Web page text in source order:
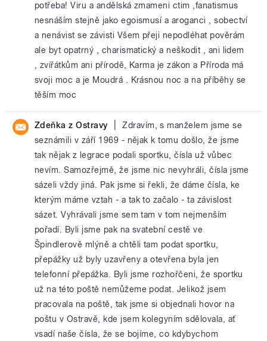
potřeba! Viru a andělská zmameni ctim ,fanatismus
nesnáším stejně jako egoismusí a aroganci , sobectví
a nenávist se závisti Všem přeji nepodléhat pověrám
ale byt opatrný , charismatický a neškodit , ani lidem
, zvířátkům ani přírodě, Karma je zákon a Příroda má
svoji moc a je Moudrá . Krásnou noc a na příběhy se
těším moc
Zdeňka z Ostravy
Zdravím, s manželem jsme se
seznámili v září 1969 - nějak k tomu došlo, že jsme
tak nějak z legrace podali sportku, čísla už vůbec
nevím. Samozřejmě, že jsme nic nevyhráli, čísla jsme
sázeli vždy jiná. Pak jsme si řekli, že dáme čísla, ke
kterým máme vztah - a tak to začalo - ta závislost
sázet. Vyhrávali jsme sem tam v tom nejmenším
pořadí. Byli jsme pak na svatební cestě ve
Špindlerově mlýně a chtěli tam podat sportku,
přepážky už byly uzavřeny a otevřena byla jen
telefonní přepážka. Byli jsme rozhořčeni, že sportku
už na této poště nemůžeme podat. Jelikož jsem
pracovala na poště, tak jsme si objednali hovor na
poštu v Ostravě, kde jsem kolegyním sdělovala, ať
vsadí naše čísla, že se bojíme, co kdybychom